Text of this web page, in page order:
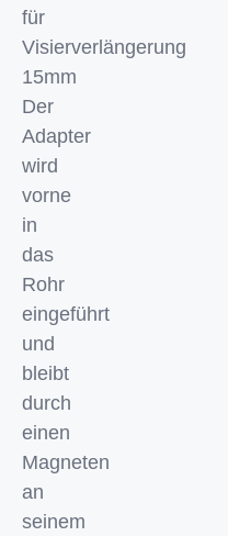
für
Visierverlängerung
15mm
Der
Adapter
wird
vorne
in
das
Rohr
eingeführt
und
bleibt
durch
einen
Magneten
an
seinem